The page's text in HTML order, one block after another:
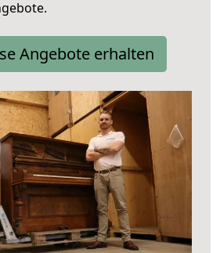
Angebote erhalten